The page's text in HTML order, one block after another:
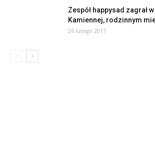
Zespół happysad zagrał
Kamiennej, rodzinnym
26 lutego 2017